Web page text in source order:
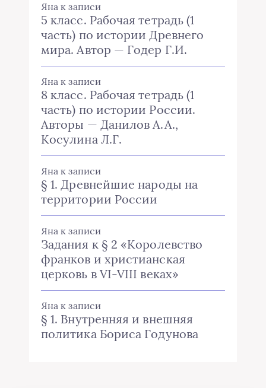
Яна к записи
5 класс. Рабочая тетрадь (1
часть) по истории Древнего
мира. Автор — Годер Г.И.
Яна к записи
8 класс. Рабочая тетрадь (1
часть) по истории России.
Авторы — Данилов А.А.,
Косулина Л.Г.
Яна к записи
§ 1. Древнейшие народы на
территории России
Яна к записи
Задания к § 2 «Королевство
франков и христианская
церковь в VI-VIII веках»
Яна к записи
§ 1. Внутренняя и внешняя
политика Бориса Годунова